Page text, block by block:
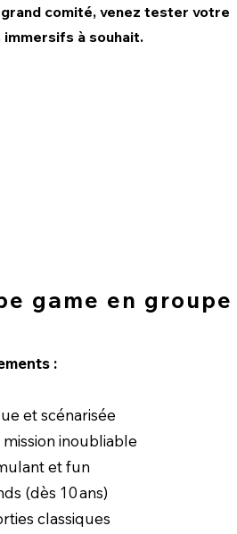
comité, venez tester votre
à souhait.
game en groupe
:
et scénarisée
inoubliable
et fun
(dès 10 ans)
classiques